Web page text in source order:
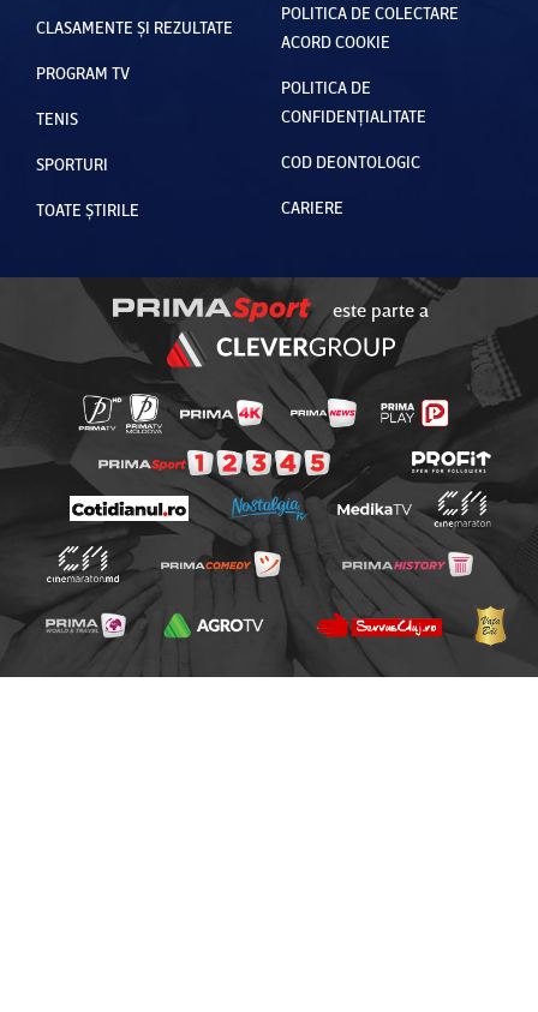
CLASAMENTE ȘI REZULTATE
PROGRAM TV
TENIS
SPORTURI
TOATE ȘTIRILE
POLITICA DE COLECTARE
ACORD COOKIE
POLITICA DE
CONFIDENȚIALITATE
COD DEONTOLOGIC
CARIERE
este parte a